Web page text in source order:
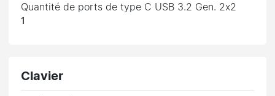
Quantité de ports de type C USB 3.2 Gen. 2x2
1
Clavier